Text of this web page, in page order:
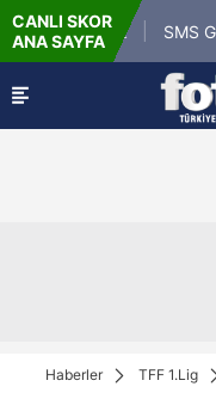
CANLI SKOR
ANA SAYFA
SMS Grup
Haberler TFF 1.Lig